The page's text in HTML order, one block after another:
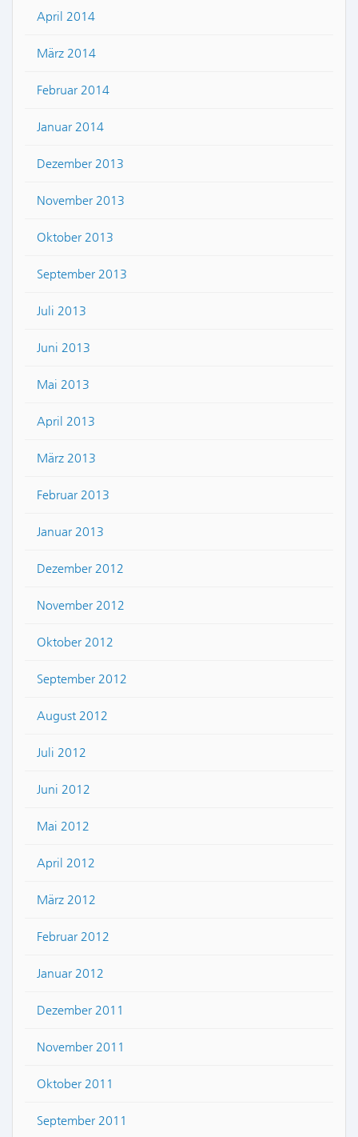
April 2014
März 2014
Februar 2014
Januar 2014
Dezember 2013
November 2013
Oktober 2013
September 2013
Juli 2013
Juni 2013
Mai 2013
April 2013
März 2013
Februar 2013
Januar 2013
Dezember 2012
November 2012
Oktober 2012
September 2012
August 2012
Juli 2012
Juni 2012
Mai 2012
April 2012
März 2012
Februar 2012
Januar 2012
Dezember 2011
November 2011
Oktober 2011
September 2011